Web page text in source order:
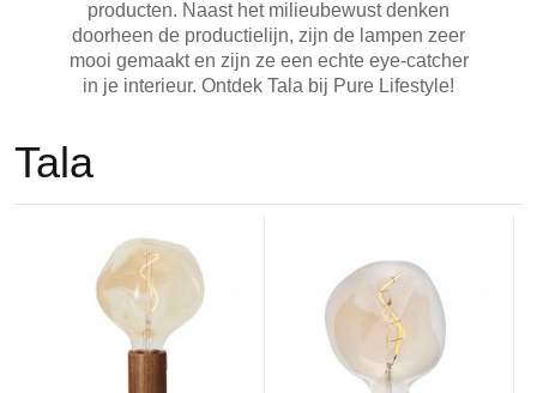
producten. Naast het milieubewust denken
doorheen de productielijn, zijn de lampen zeer
mooi gemaakt en zijn ze een echte eye-catcher
in je interieur. Ontdek Tala bij Pure Lifestyle!
Tala